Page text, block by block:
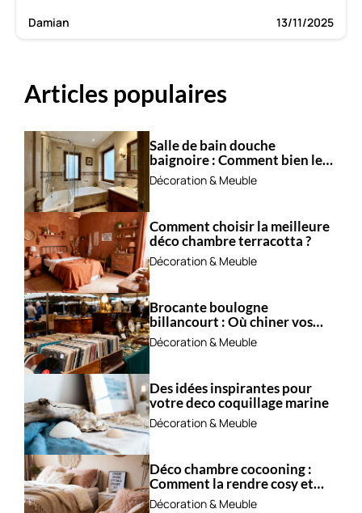
Damian 13/11/2025
Articles populaires
Salle de bain douche
baignoire : Comment bien les
combiner ?
Décoration & Meuble
Comment choisir la meilleure
déco chambre terracotta ?
Décoration & Meuble
Brocante boulogne
billancourt : Où chiner vos
trésors ?
Décoration & Meuble
Des idées inspirantes pour
votre deco coquillage marine
Décoration & Meuble
Déco chambre cocooning :
Comment la rendre cosy et
apaisante ?
Décoration & Meuble